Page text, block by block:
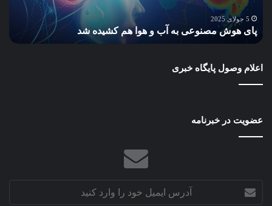
هم
کشیده
شد
5 جولای 2025
پای هوش مصنوعی به آب و هوا هم کشیده شد
اعلام وصول پایگاه خبری
عضویت در خبرنامه
ایمیل